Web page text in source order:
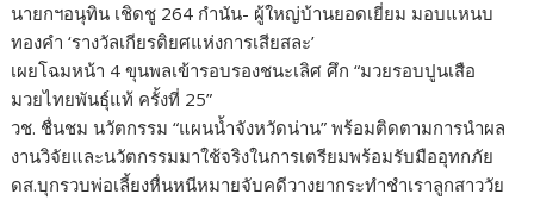
นายกฯอนุทิน เชิดชู 264 กำนัน- ผู้ใหญ่บ้านยอดเยี่ยม มอบแหนบ
ทองคำ ‘รางวัลเกียรติยศแห่งการเสียสละ’
เผยโฉมหน้า 4 ขุนพลเข้ารอบรองชนะเลิศ ศึก “มวยรอบปูนเสือ
มวยไทยพันธุ์แท้ ครั้งที่ 25”
วช. ชื่นชม นวัตกรรม “แผนน้ำจังหวัดน่าน” พร้อมติดตามการนำผล
งานวิจัยและนวัตกรรมมาใช้จริงในการเตรียมพร้อมรับมืออุทกภัย
ดส.บุกรวบพ่อเลี้ยงหื่นหนีหมายจับคดีวางยากระทำชำเราลูกสาววัย